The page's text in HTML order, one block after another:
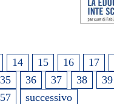
14 15 16 17
35 36 37 38 39
57 successivo